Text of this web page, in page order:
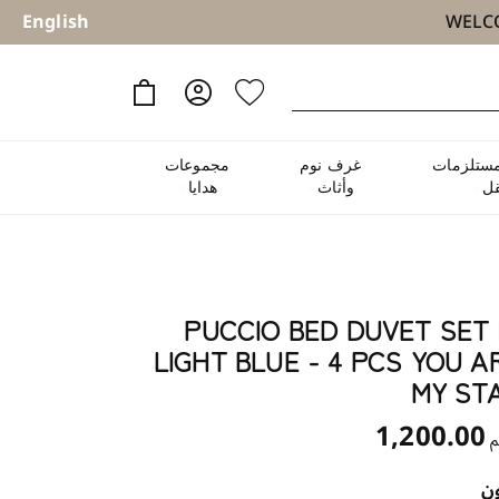
English
غرف نوم
وأثاث
مجموعات
هدايا
PUCCIO BED DUVET SET
LIGHT BLUE - 4 PCS YOU
MY
1,200.00